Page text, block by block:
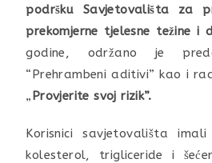
podršku Savjetovališta za
prekomjerne tjelesne težine i
godine, održano je
“Prehrambeni aditivi” kao i
„Provjerite svoj rizik”.
Korisnici savjetovališta
kolesterol, trigliceride i